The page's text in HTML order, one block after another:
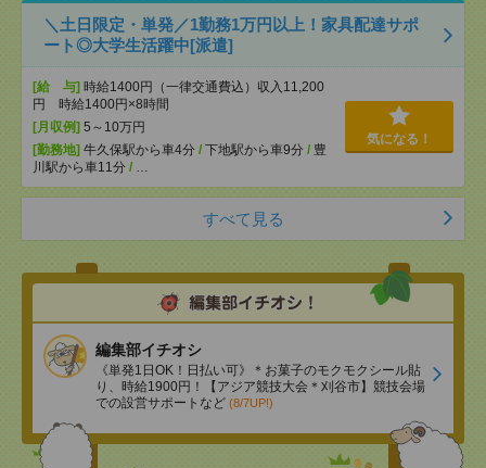
＼土日限定・単発／1勤務1万円以上！家具配達サポ
ート◎大学生活躍中[派遣]
[給 与] 時給1400円（一律交通費込）収入11,200
円 時給1400円×8時間
[月収例] 5～10万円
[勤務地] 牛久保駅から車4分 / 下地駅から車9分 / 豊
川駅から車11分 / …
気になる！
すべて見る
編集部イチオシ
《単発1日OK！日払い可》＊お菓子のモクモクシール貼
り、時給1900円！【アジア競技大会＊刈谷市】競技会場
での設営サポートなど (8/7UP!)